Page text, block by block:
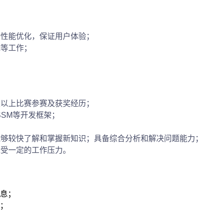
能优化，保证用户体验；
工作；
上比赛参赛及获奖经历；
等开发框架；
较快了解和掌握新知识；具备综合分析和解决问题能力；
一定的工作压力。
；